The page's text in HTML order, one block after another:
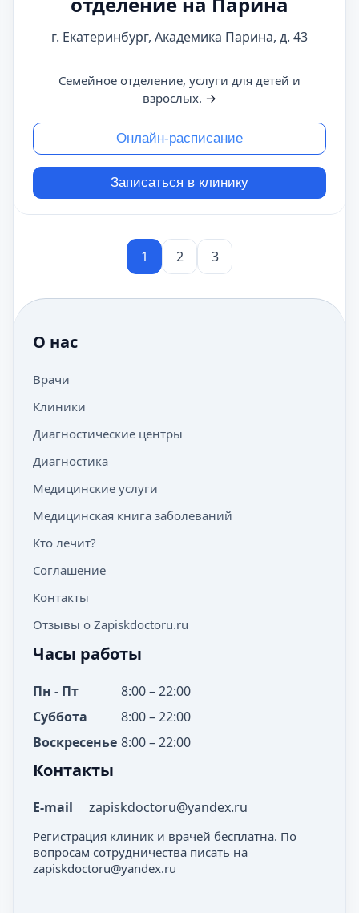
г. Екатеринбург, Академика Парина, д. 43
Семейное отделение, услуги для детей и
взрослых. →
Онлайн-расписание
Записаться в клинику
1 2 3
О нас
Врачи
Клиники
Диагностические центры
Диагностика
Медицинские услуги
Медицинская книга заболеваний
Кто лечит?
Соглашение
Контакты
Отзывы о Zapiskdoctoru.ru
Часы работы
Пн - Пт
8:00 – 22:00
Суббота
8:00 – 22:00
Воскресенье 8:00 – 22:00
Контакты
E-mail zapiskdoctoru@yandex.ru
Регистрация клиник и врачей бесплатна. По
вопросам сотрудничества писать на
zapiskdoctoru@yandex.ru